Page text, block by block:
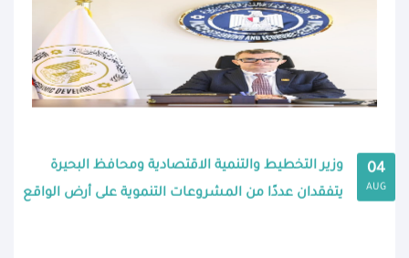
04
AUG
وزير التخطيط والتنمية الاقتصادية ومحافظ البحيرة
يتفقدان عددًا من المشروعات التنموية على أرض الواقع